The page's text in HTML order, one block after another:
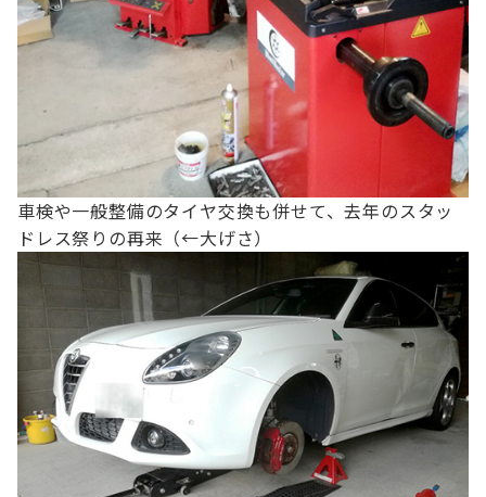
車検や一般整備のタイヤ交換も併せて、去年のスタッ
ドレス祭りの再来（←大げさ）